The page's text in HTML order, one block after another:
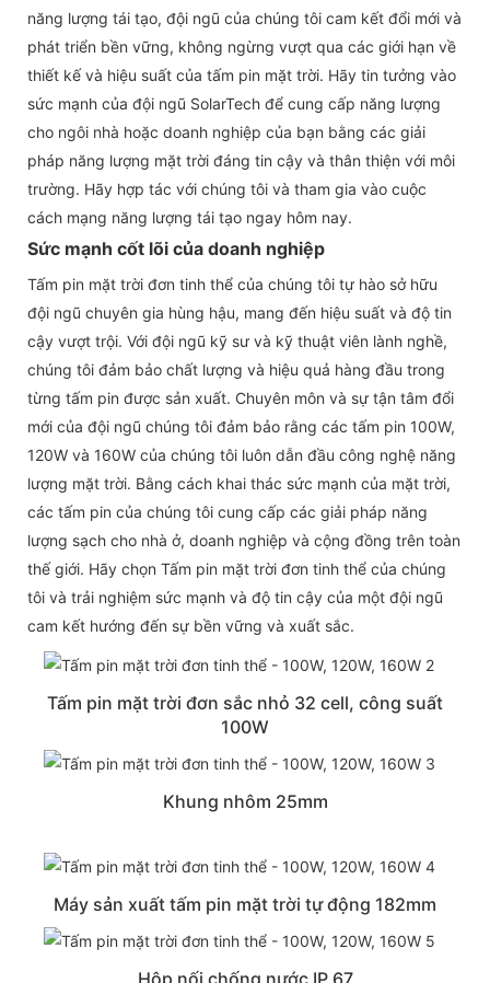
năng lượng tái tạo, đội ngũ của chúng tôi cam kết đổi mới và
phát triển bền vững, không ngừng vượt qua các giới hạn về
thiết kế và hiệu suất của tấm pin mặt trời. Hãy tin tưởng vào
sức mạnh của đội ngũ SolarTech để cung cấp năng lượng
cho ngôi nhà hoặc doanh nghiệp của bạn bằng các giải
pháp năng lượng mặt trời đáng tin cậy và thân thiện với môi
trường. Hãy hợp tác với chúng tôi và tham gia vào cuộc
cách mạng năng lượng tái tạo ngay hôm nay.
Sức mạnh cốt lõi của doanh nghiệp
Tấm pin mặt trời đơn tinh thể của chúng tôi tự hào sở hữu
đội ngũ chuyên gia hùng hậu, mang đến hiệu suất và độ tin
cậy vượt trội. Với đội ngũ kỹ sư và kỹ thuật viên lành nghề,
chúng tôi đảm bảo chất lượng và hiệu quả hàng đầu trong
từng tấm pin được sản xuất. Chuyên môn và sự tận tâm đổi
mới của đội ngũ chúng tôi đảm bảo rằng các tấm pin 100W,
120W và 160W của chúng tôi luôn dẫn đầu công nghệ năng
lượng mặt trời. Bằng cách khai thác sức mạnh của mặt trời,
các tấm pin của chúng tôi cung cấp các giải pháp năng
lượng sạch cho nhà ở, doanh nghiệp và cộng đồng trên toàn
thế giới. Hãy chọn Tấm pin mặt trời đơn tinh thể của chúng
tôi và trải nghiệm sức mạnh và độ tin cậy của một đội ngũ
cam kết hướng đến sự bền vững và xuất sắc.
Tấm pin mặt trời đơn sắc nhỏ 32 cell, công suất
100W
Khung nhôm 25mm
Máy sản xuất tấm pin mặt trời tự động 182mm
Hộp nối chống nước IP 67